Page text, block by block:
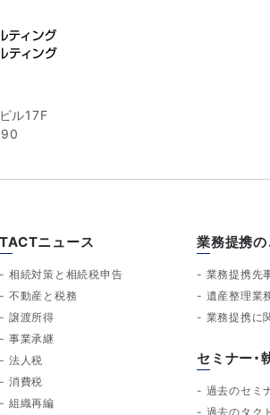
ル17F
TACTニュース
相続対策と相続税申告
不動産と税務
譲渡所得
事業承継
法人税
消費税
組織再編
業務提携
業務提携先
遺産整理業
業務提携に
セミナー・
過去のセミ
過去のタク